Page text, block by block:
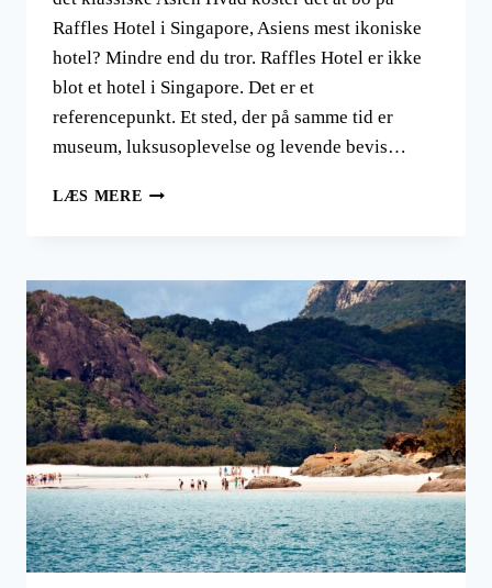
Raffles Hotel i Singapore, Asiens mest ikoniske
hotel? Mindre end du tror. Raffles Hotel er ikke
blot et hotel i Singapore. Det er et
referencepunkt. Et sted, der på samme tid er
museum, luksusoplevelse og levende bevis…
LÆS MERE RAFFLES
–
MAGIEN
PÅ
ET
AF
ASIENS
MEST
LUKSURIØSE
HOTELLER